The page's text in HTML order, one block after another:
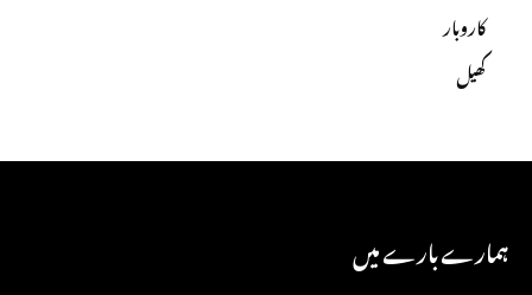
کاروبار
کھیل
ہمارے بارے میں